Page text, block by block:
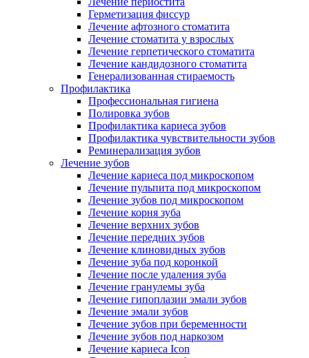
Герметизация фиссур
Лечение афтозного стоматита
Лечение стоматита у взрослых
Лечение герпетического стоматита
Лечение кандидозного стоматита
Генерализованная стираемость
Профилактика
Профессиональная гигиена
Полировка зубов
Профилактика кариеса зубов
Профилактика чувствительности зубов
Реминерализация зубов
Лечение зубов
Лечение кариеса под микроскопом
Лечение пульпита под микроскопом
Лечение зубов под микроскопом
Лечение корня зуба
Лечение верхних зубов
Лечение передних зубов
Лечение клиновидных зубов
Лечение зуба под коронкой
Лечение после удаления зуба
Лечение гранулемы зуба
Лечение гипоплазии эмали зубов
Лечение эмали зубов
Лечение зубов при беременности
Лечение зубов под наркозом
Лечение кариеса Icon